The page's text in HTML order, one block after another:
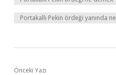
Portakallı Pekin ördeği yanında
Önceki Yazı